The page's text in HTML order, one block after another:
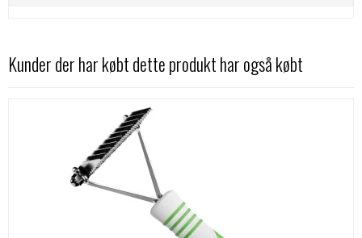
Kunder der har købt dette produkt har også købt